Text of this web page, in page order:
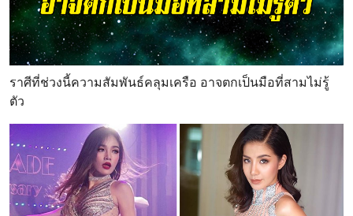
ราศีที่ช่วงนี้ความสัมพันธ์คลุมเครือ อาจตกเป็นมือที่สามไม่รู้
ตัว